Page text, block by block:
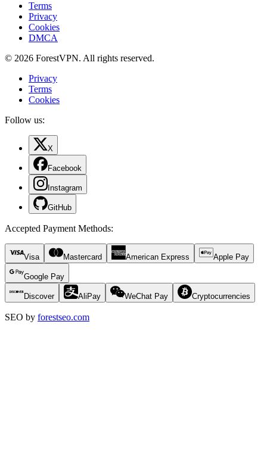
Terms
Privacy
Cookies
DMCA
© 2026 ForestVPN. All rights reserved.
Privacy
Terms
Cookies
Follow us:
X
Facebook
Instagram
GitHub
Accepted Payment Methods:
Visa Mastercard American Express Apple Pay
Google Pay
Discover AliPay WeChat Pay Cryptocurrencies
SEO by forestseo.com